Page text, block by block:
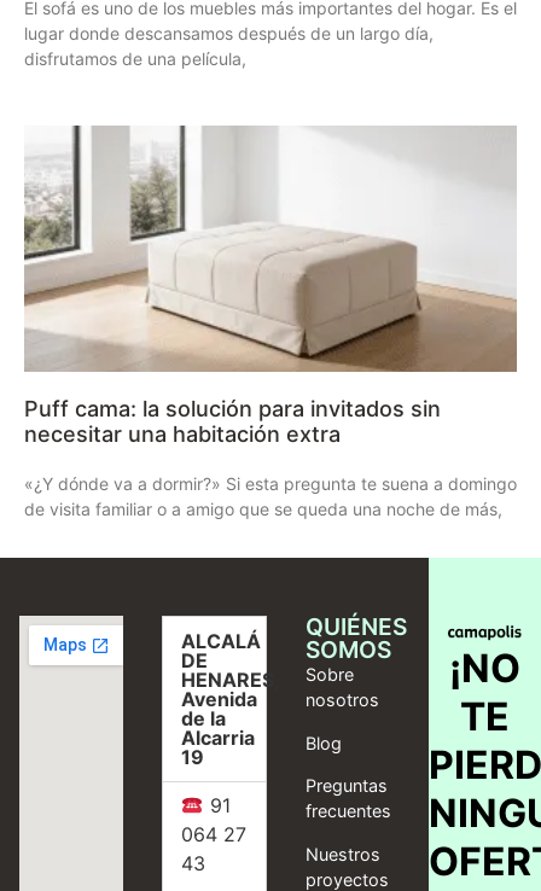
El sofá es uno de los muebles más importantes del hogar. Es el
lugar donde descansamos después de un largo día,
disfrutamos de una película,
Puff cama: la solución para invitados sin
necesitar una habitación extra
«¿Y dónde va a dormir?» Si esta pregunta te suena a domingo
de visita familiar o a amigo que se queda una noche de más,
ALCALÁ
DE
HENARES,
Avenida
de la
Alcarria
19
91
064 27
43
QUIÉNES
SOMOS
Sobre
nosotros
Blog
Preguntas
frecuentes
Nuestros
proyectos
¡NO
TE